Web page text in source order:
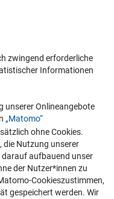
Behinderungen
zwingend erforderliche
Informationen
unserer Onlineangebote
„Matomo“
ohne Cookies.
die Nutzung unserer
darauf aufbauend unser
der Nutzer*innen zu
Cookieszustimmen,
gespeichert werden. Wir